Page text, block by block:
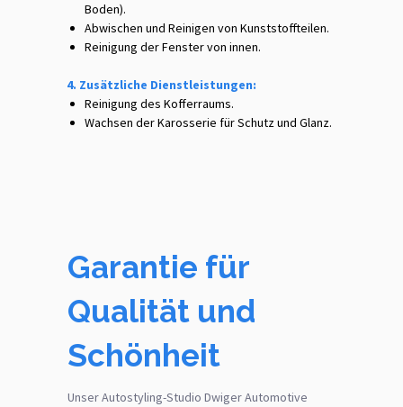
Boden).
Abwischen und Reinigen von Kunststoffteilen.
Reinigung der Fenster von innen.
4. Zusätzliche Dienstleistungen:
Reinigung des Kofferraums.
Wachsen der Karosserie für Schutz und Glanz.
Garantie für
Qualität und
Schönheit
Unser Autostyling-Studio Dwiger Automotive